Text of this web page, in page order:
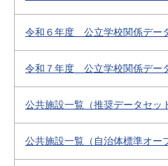
令和６年度 公立学校関係デー
令和７年度 公立学校関係デー
公共施設一覧（推奨データセッ
公共施設一覧（自治体標準オー